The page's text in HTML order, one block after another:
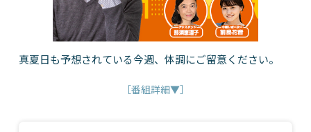
真夏日も予想されている今週、体調にご留意ください。
［番組詳細▼］